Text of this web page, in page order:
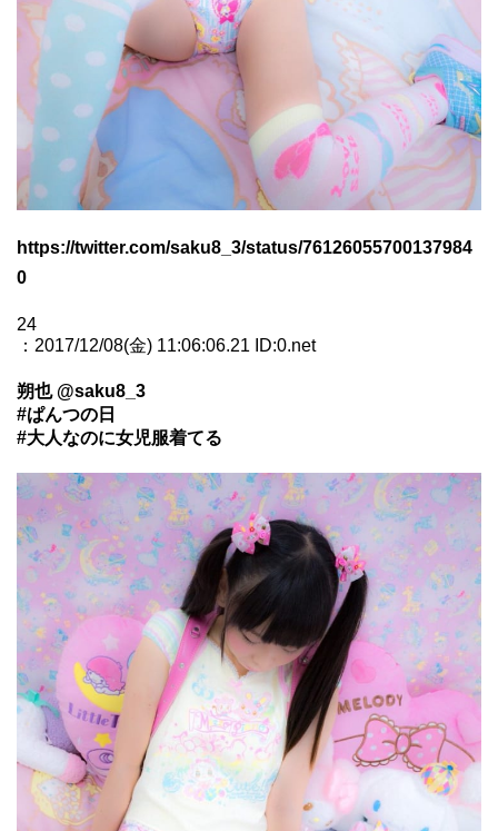
https://twitter.com/saku8_3/status/76126055700137984
0
24
：2017/12/08(金) 11:06:06.21 ID:0.net
朔也 @saku8_3
#ぱんつの日
#大人なのに女児服着てる